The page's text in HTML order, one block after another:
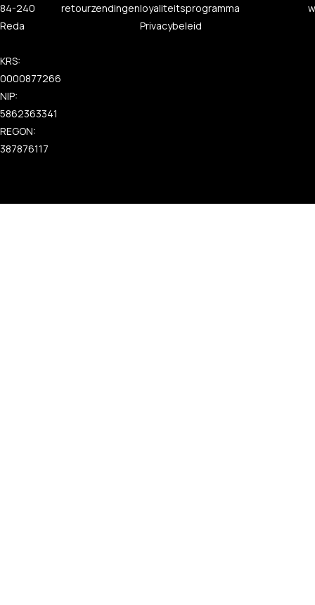
84-240
Reda
KRS:
0000877266
NIP:
5862363341
REGON:
387876117
retourzendingen loyaliteitsprogramma
Privacybeleid